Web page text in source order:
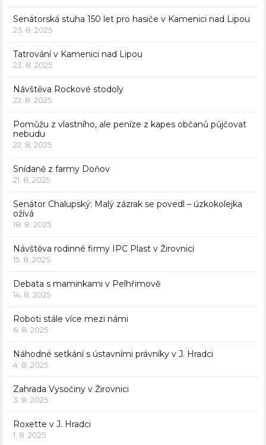
Senátorská stuha 150 let pro hasiče v Kamenici nad Lipou
23. 8. 2025
Tatrování v Kamenici nad Lipou
23. 8. 2025
Návštěva Rockové stodoly
22. 8. 2025
Pomůžu z vlastního, ale peníze z kapes občanů půjčovat
nebudu
22. 8. 2025
Snídaně z farmy Doňov
21. 8. 2025
Senátor Chalupský: Malý zázrak se povedl – úzkokolejka
ožívá
18. 8. 2025
Návštěva rodinné firmy IPC Plast v Žirovnici
15. 8. 2025
Debata s maminkami v Pelhřimově
14. 8. 2025
Roboti stále více mezi námi
6. 8. 2025
Náhodné setkání s ústavními právníky v J. Hradci
4. 8. 2025
Zahrada Vysočiny v Žirovnici
3. 8. 2025
Roxette v J. Hradci
1. 8. 2025